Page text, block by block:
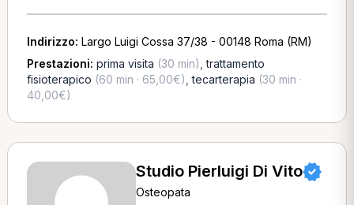
Indirizzo: Largo Luigi Cossa 37/38 - 00148 Roma (RM)
Prestazioni: prima visita (30 min) ,trattamento
fisioterapico (60 min · 65,00€) ,tecarterapia (30 min ·
40,00€)
Studio Pierluigi Di Vito
Osteopata